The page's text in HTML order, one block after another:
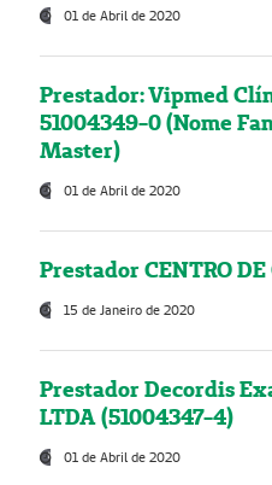
01 de Abril de 2020
Prestador: Vipmed
51004349-0 (Nome
Master)
01 de Abril de 2020
Prestador CENTRO
15 de Janeiro de 2020
Prestador Decordis
LTDA (51004347-4)
01 de Abril de 2020